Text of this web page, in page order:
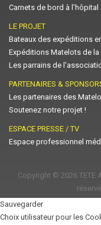
Carnets de bord à l’hôpital
LE PROJET
Bateaux des expéditions
Expéditions Matelots de la
Les parrains de
PARTENAIRES &
Les partenaires des
Soutenez notre projet !
ESPACE PRESSE / TV
Espace professionnel
Copyright © 2026 TETE
Sauvegarder
Choix utilisateur pour les